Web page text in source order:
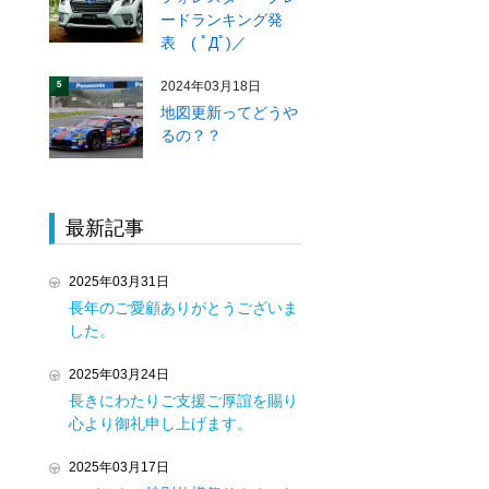
ードランキング発
表 ( ﾟДﾟ)／
5 2024年03月18日
地図更新ってどうや
るの？？
最新記事
2025年03月31日
長年のご愛顧ありがとうございま
した。
2025年03月24日
長きにわたりご支援ご厚誼を賜り
心より御礼申し上げます。
2025年03月17日